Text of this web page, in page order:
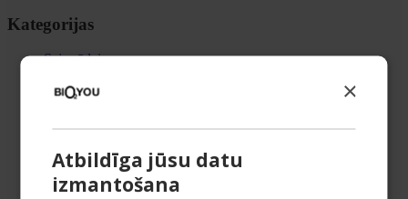
Kategorijas
Sejas ādai
Serumi
Ķermenim un matiem
Dušas želejas
Skrubji
×
Atbildīga jūsu datu
izmantošana